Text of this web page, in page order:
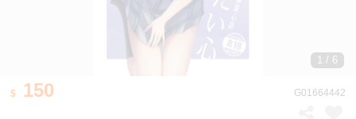
1 / 6
150 G01664442